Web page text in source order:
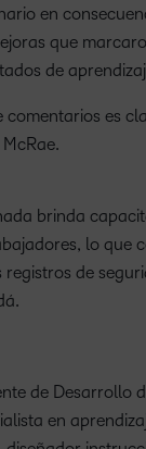
en
que
de
comentarios es
brinda
lo que
registros de
de Desarrollo
en